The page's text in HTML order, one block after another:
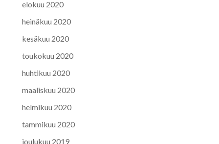
elokuu 2020
heinäkuu 2020
kesäkuu 2020
toukokuu 2020
huhtikuu 2020
maaliskuu 2020
helmikuu 2020
tammikuu 2020
joulukuu 2019